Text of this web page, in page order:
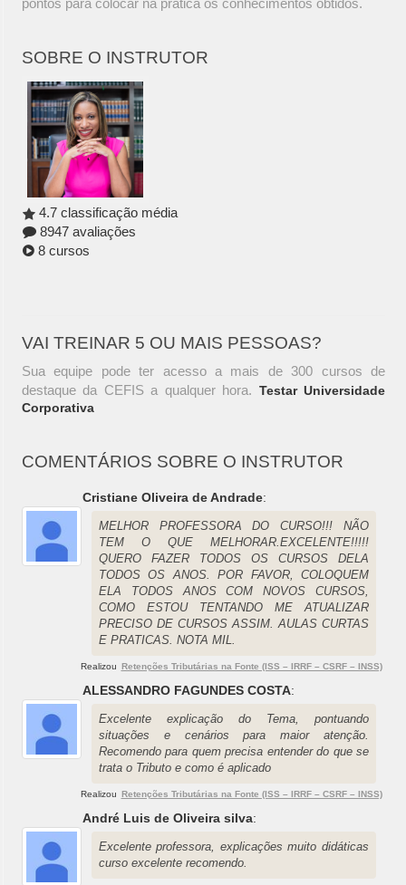
pontos para colocar na prática os conhecimentos obtidos.
SOBRE O INSTRUTOR
4.7 classificação média
8947 avaliações
8 cursos
VAI TREINAR 5 OU MAIS PESSOAS?
Sua equipe pode ter acesso a mais de 300 cursos de
destaque da CEFIS a qualquer hora. Testar Universidade
Corporativa
COMENTÁRIOS SOBRE O INSTRUTOR
Cristiane Oliveira de Andrade:
MELHOR PROFESSORA DO CURSO!!! NÃO
TEM O QUE MELHORAR.EXCELENTE!!!!!
QUERO FAZER TODOS OS CURSOS DELA
TODOS OS ANOS. POR FAVOR, COLOQUEM
ELA TODOS ANOS COM NOVOS CURSOS,
COMO ESTOU TENTANDO ME ATUALIZAR
PRECISO DE CURSOS ASSIM. AULAS CURTAS
E PRATICAS. NOTA MIL.
Realizou Retenções Tributárias na Fonte (ISS – IRRF – CSRF – INSS)
ALESSANDRO FAGUNDES COSTA:
Excelente explicação do Tema, pontuando
situações e cenários para maior atenção.
Recomendo para quem precisa entender do que se
trata o Tributo e como é aplicado
Realizou Retenções Tributárias na Fonte (ISS – IRRF – CSRF – INSS)
André Luis de Oliveira silva:
Excelente professora, explicações muito didáticas
curso excelente recomendo.